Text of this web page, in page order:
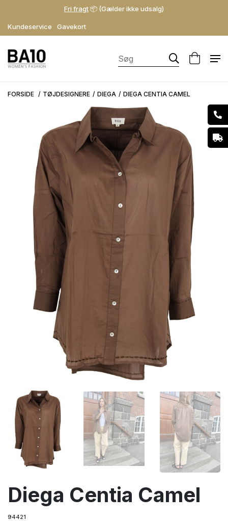
Kundeservice Gavekort
Fri fragt📦 (Gælder ikke udsalg)
FORSIDE TØJDESIGNERE DIEGA DIEGA CENTIA CAMEL
Diega Centia Camel
94421